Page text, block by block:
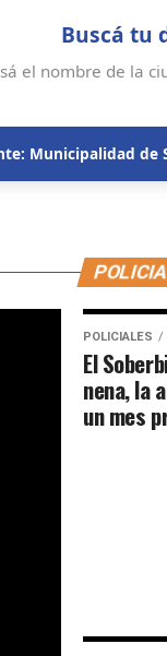
Buscá tu
el nombre de la
Municipalidad de
POLICIALES
El
nena, la
un mes